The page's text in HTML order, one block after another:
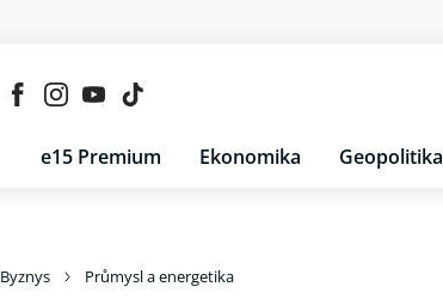
e15 Premium Ekonomika Geopolitika
Byznys Průmysl a energetika